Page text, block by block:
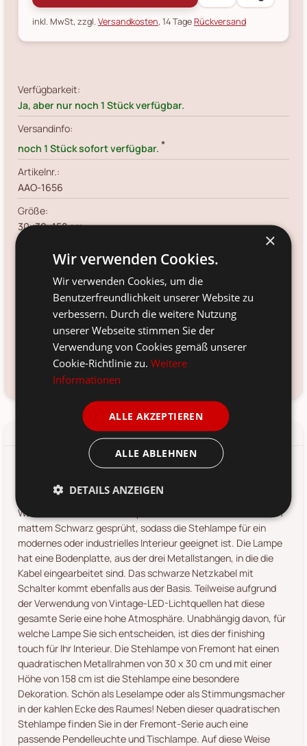
inkl. MwSt, zzgl.Versandkosten, 14 TageRückversand
Verfügbarkeit:
Ja, aber nur noch 1 Stück verfügbar.
Versandinfo:
noch 1 Stück sofort verfügbar. *
Artikelnr.:
AAO-1656
Größe:
30x30x158 cm
schwarz
Material:
Voraussichtliche Lieferung:
-13. Aug 2026 *
Frage zum Produkt?Kundenservice kontaktieren
Produkt-/Sicherheitshinweise
Stehlampe Fremont offener Rahmen mit Metallrahmen im
Industrial Style.
Was für eine coole Stehlampe! Der Metallrahmen ist schön in
mattem Schwarz gesprüht, sodass die Stehlampe für ein
modernes oder industrielles Interieur geeignet ist. Die Lampe
hat eine Bodenplatte, aus der drei Metallstangen, in die die
Kabel eingearbeitet sind. Das schwarze Netzkabel mit
Schalter kommt ebenfalls aus der Basis. Teilweise aufgrund
der Verwendung von Vintage-LED-Lichtquellen hat diese
gesamte Serie eine hohe Atmosphäre. Unabhängig davon, für
welche Lampe Sie sich entscheiden, ist dies der finishing
touch für Ihr Interieur. Die Stehlampe von Fremont hat einen
quadratischen Metallrahmen von 30 x 30 cm und mit einer
Höhe von 158 cm ist die Stehlampe eine besondere
Dekoration. Schön als Leselampe oder als Stimmungsmacher
in der kahlen Ecke des Raumes! Neben dieser quadratischen
Stehlampe finden Sie in der Fremont-Serie auch eine
passende Pendelleuchte und Tischlampe. Auf diese Weise
×
Wir verwenden Cookies.
Wir verwenden Cookies, um die
Benutzerfreundlichkeit unserer Website zu
verbessern. Durch die weitere Nutzung
unserer Webseite stimmen Sie der
Verwendung von Cookies gemäß unserer
Cookie-Richtlinie zu.Weitere
Informationen
ALLE AKZEPTIEREN
ALLE ABLEHNEN
DETAILS ANZEIGEN